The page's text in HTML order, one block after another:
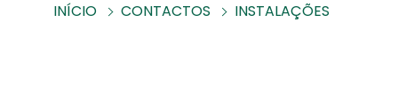
INÍCIO CONTACTOS INSTALAÇÕES